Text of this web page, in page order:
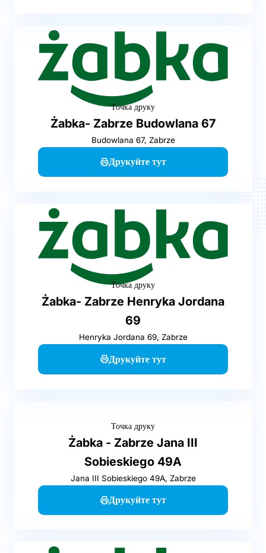
Точка друку
Żabka- Zabrze Budowlana 67
Budowlana 67, Zabrze
Друкуйте тут
Точка друку
Żabka- Zabrze Henryka Jordana
69
Henryka Jordana 69, Zabrze
Друкуйте тут
Точка друку
Żabka - Zabrze Jana III
Sobieskiego 49A
Jana III Sobieskiego 49A, Zabrze
Друкуйте тут